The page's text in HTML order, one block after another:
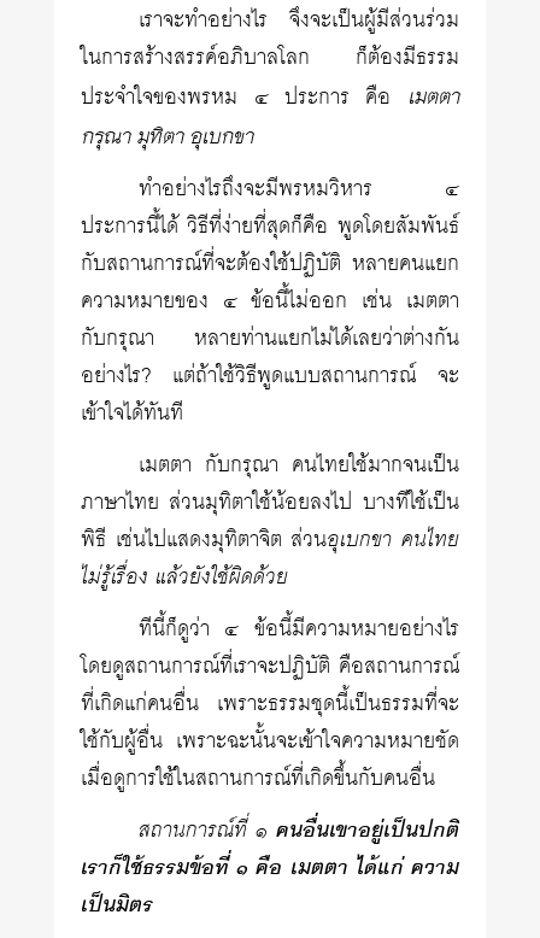
เราจะทำอย่างไร จึงจะเป็นผู้มีส่วนร่วม
ในการสร้างสรรค์อภิบาลโลก ก็ต้องมีธรรม
ประจำใจของพรหม ๔ ประการ คือ
เมตตา
กรุณา มุทิตา อุเบกขา
ทำอย่างไรถึงจะมีพรหมวิหาร ๔
ประการนี้ได้ วิธีที่ง่ายที่สุดก็คือ พูดโดยสัมพันธ์
กับสถานการณ์ที่จะต้องใช้ปฏิบัติ หลายคนแยก
ความหมายของ ๔ ข้อนี้ไม่ออก เช่น เมตตา
กับกรุณา หลายท่านแยกไม่ได้เลยว่าต่างกัน
อย่างไร? แต่ถ้าใช้วิธีพูดแบบสถานการณ์ จะ
เข้าใจได้ทันที
เมตตา กับกรุณา คนไทยใช้มากจนเป็น
ภาษาไทย ส่วนมุทิตาใช้น้อยลงไป บางทีใช้เป็น
พิธี เช่นไปแสดงมุทิตาจิต ส่วนอุเบกขา คนไทย
ไม่รู้เรื่อง แล้วยังใช้ผิดด้วย
ทีนี้ก็ดูว่า ๔ ข้อนี้มีความหมายอย่างไร
โดยดูสถานการณ์ที่เราจะปฏิบัติ คือสถานการณ์
ที่เกิดแก่คนอื่น เพราะธรรมชุดนี้เป็นธรรมที่จะ
ใช้กับผู้อื่น เพราะฉะนั้นจะเข้าใจความหมายชัด
เมื่อดูการใช้ในสถานการณ์ที่เกิดขึ้นกับคนอื่น
สถานการณ์ที่ ๑ คนอื่นเขาอยู่เป็นปกติ
เราก็ใช้ธรรมข้อที่ ๑ คือ เมตตา ได้แก่ ความ
เป็นมิตร